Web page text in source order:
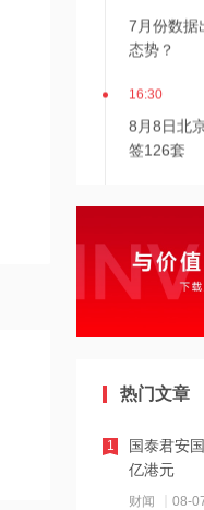
7月份数据
态势？
16:30
8月8日北
签126套
16:27
16:27
达
热门文章
国泰君安
亿港元
财闻 08-
1